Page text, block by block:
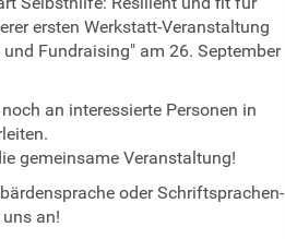
ersten Werkstatt-Veranstaltung
Fundraising" am 26. September
an interessierte Personen in
gemeinsame Veranstaltung!
oder Schriftsprachen-
an!